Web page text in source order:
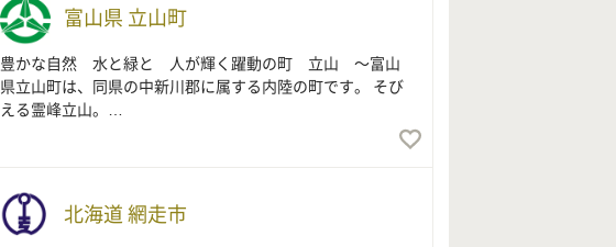
富山県 立山町
豊かな自然 水と緑と 人が輝く躍動の町 立山 ～富山
県立山町は、同県の中新川郡に属する内陸の町です。 そび
える霊峰立山。…
北海道 網走市